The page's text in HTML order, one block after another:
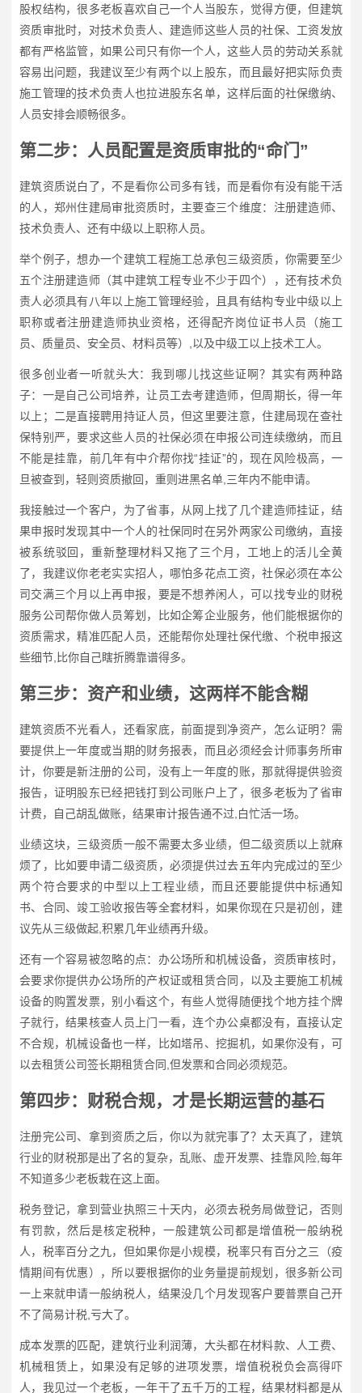
股权结构，很多老板喜欢自己一个人当股东，觉得方便，但建筑
资质审批时，对技术负责人、建造师这些人员的社保、工资发放
都有严格监管，如果公司只有你一个人，这些人员的劳动关系就
容易出问题，我建议至少有两个以上股东，而且最好把实际负责
施工管理的技术负责人也拉进股东名单，这样后面的社保缴纳、
人员安排会顺畅很多。
第二步：人员配置是资质审批的“命门”
建筑资质说白了，不是看你公司多有钱，而是看你有没有能干活
的人，郑州住建局审批资质时，主要查三个维度：注册建造师、
技术负责人、还有中级以上职称人员。
举个例子，想办一个建筑工程施工总承包三级资质，你需要至少
五个注册建造师（其中建筑工程专业不少于四个），还有技术负
责人必须具有八年以上施工管理经验，且具有结构专业中级以上
职称或者注册建造师执业资格，还得配齐岗位证书人员（施工
员、质量员、安全员、材料员等）,以及中级工以上技术工人。
很多创业者一听就头大：我到哪儿找这些证啊？其实有两种路
子：一是自己公司培养，让员工去考建造师，但周期长，得一年
以上；二是直接聘用持证人员，但这里要注意，住建局现在查社
保特别严，要求这些人员的社保必须在申报公司连续缴纳，而且
不能是挂靠，前几年有中介帮你找“挂证”的，现在风险极高，一
旦被查到，轻则资质撤回，重则进黑名单,三年内不能申请。
我接触过一个客户，为了省事，从网上找了几个建造师挂证，结
果申报时发现其中一个人的社保同时在另外两家公司缴纳，直接
被系统驳回，重新整理材料又拖了三个月，工地上的活儿全黄
了，我建议你老老实实招人，哪怕多花点工资，社保必须在本公
司交满三个月以上再申报，要是不想养闲人，可以找专业的财税
服务公司帮你做人员筹划，比如企筹企业服务，他们能根据你的
资质需求，精准匹配人员，还能帮你处理社保代缴、个税申报这
些细节,比你自己瞎折腾靠谱得多。
第三步：资产和业绩，这两样不能含糊
建筑资质不光看人，还看家底，前面提到净资产，怎么证明？需
要提供上一年度或当期的财务报表，而且必须经会计师事务所审
计，你要是新注册的公司，没有上一年度的账，那就得提供验资
报告，证明股东已经把钱打到公司账户上了，很多老板为了省审
计费，自己胡乱做账，结果审计报告通不过,白忙活一场。
业绩这块，三级资质一般不需要太多业绩，但二级资质以上就麻
烦了，比如要申请二级资质，必须提供过去五年内完成过的至少
两个符合要求的中型以上工程业绩，而且还要能提供中标通知
书、合同、竣工验收报告等全套材料，如果你现在只是初创，建
议先从三级做起,积累几年业绩再升级。
还有一个容易被忽略的点：办公场所和机械设备，资质审核时，
会要求你提供办公场所的产权证或租赁合同，以及主要施工机械
设备的购置发票，别小看这个，有些人觉得随便找个地方挂个牌
子就行，结果核查人员上门一看，连个办公桌都没有，直接认定
不合规，机械设备也一样，比如塔吊、挖掘机，如果你没有，可
以去租赁公司签长期租赁合同,但发票和合同必须规范。
第四步：财税合规，才是长期运营的基石
注册完公司、拿到资质之后，你以为就完事了？太天真了，建筑
行业的财税那是出了名的复杂，乱账、虚开发票、挂靠风险,每年
不知道多少老板栽在这上面。
税务登记，拿到营业执照三十天内，必须去税务局做登记，否则
有罚款，然后是核定税种，一般建筑公司都是增值税一般纳税
人，税率百分之九，但如果你是小规模，税率只有百分之三（疫
情期间有优惠），所以要根据你的业务量提前规划，很多新公司
一上来就申请一般纳税人，结果没几个月发现客户要普票自己开
不了简易计税,亏大了。
成本发票的匹配，建筑行业利润薄，大头都在材料款、人工费、
机械租赁上，如果没有足够的进项发票，增值税税负会高得吓
人，我见过一个老板，一年干了五千万的工程，结果材料都是从